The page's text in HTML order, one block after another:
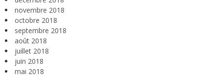
novembre 2018
octobre 2018
septembre 2018
août 2018
juillet 2018
juin 2018
mai 2018